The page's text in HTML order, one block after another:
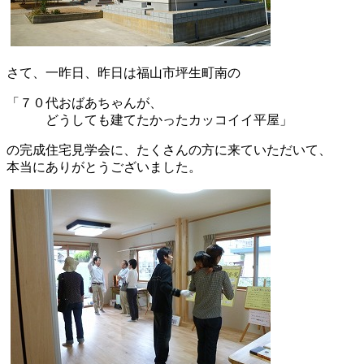
さて、一昨日、昨日は福山市坪生町南の
「７０代おばあちゃんが、
どうしても建てたかったカッコイイ平屋」
の完成住宅見学会に、たくさんの方に来ていただいて、
本当にありがとうございました。